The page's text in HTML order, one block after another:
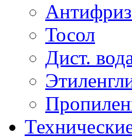
Тосол
Дист.